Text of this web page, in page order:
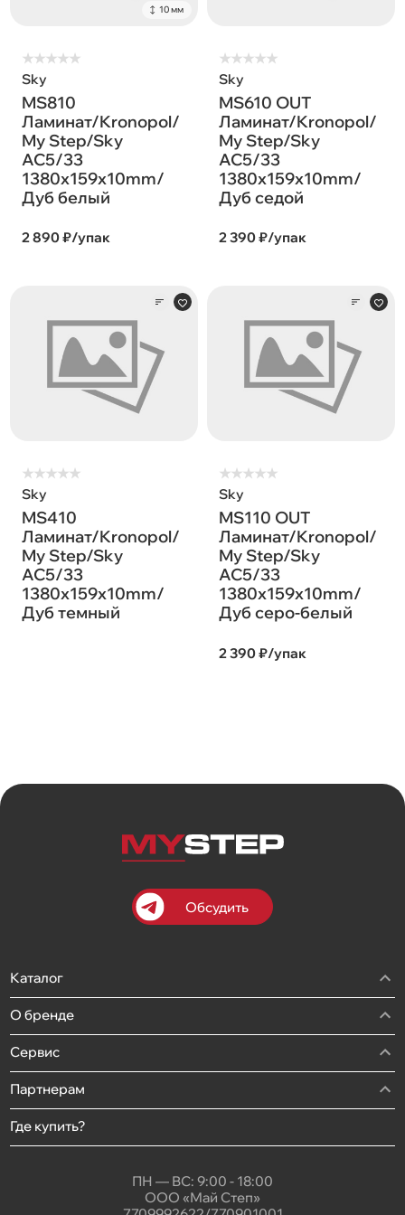
10 мм
★★★★★
Sky
MS810
Ламинат/Kronopol/
My Step/Sky
AC5/33
1380х159х10mm/
Дуб белый
2 890 ₽/упак
★★★★★
Sky
MS610 OUT
Ламинат/Kronopol/
My Step/Sky
AC5/33
1380х159х10mm/
Дуб седой
2 390 ₽/упак
★★★★★
Sky
MS410
Ламинат/Kronopol/
My Step/Sky
AC5/33
1380х159х10mm/
Дуб темный
★★★★★
Sky
MS110 OUT
Ламинат/Kronopol/
My Step/Sky
AC5/33
1380х159х10mm/
Дуб серо-белый
2 390 ₽/упак
Обсудить
Каталог
О бренде
Сервис
Партнерам
Где купить?
ПН — ВС: 9:00 - 18:00
ООО «Май Степ»